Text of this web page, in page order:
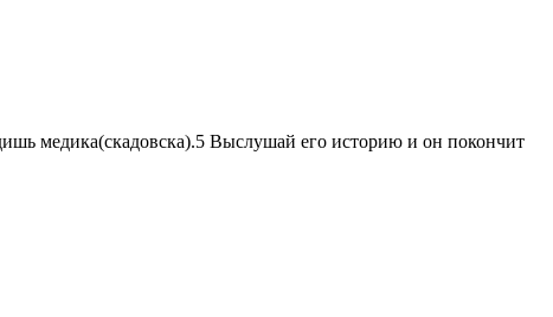
медика(скадовска).5 Выслушай его историю и он покончит